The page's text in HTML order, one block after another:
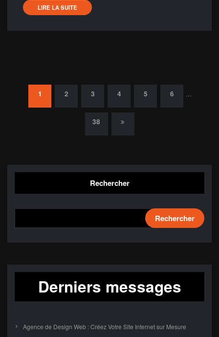
LIRE LA SUITE
Pagination
des
publications
1 2 3 4 5 6
38
Rechercher
Rechercher
Derniers messages
Agence de Design Web : Créez Votre Site Internet sur Mesure